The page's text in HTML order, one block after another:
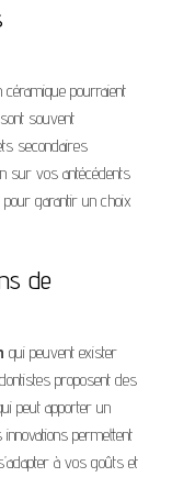
pourraient
souvent
secondaires
sur vos antécédents
garantir un choix
de
qui peuvent exister
proposent des
peut apporter un
permettent
à vos goûts et